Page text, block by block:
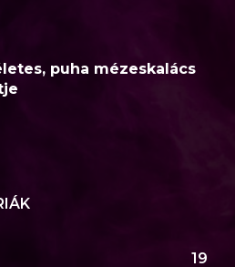
puha mézeskalács
19